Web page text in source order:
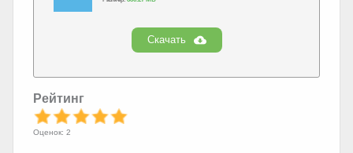
Скачать
Рейтинг
Оценок: 2